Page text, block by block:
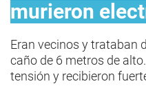
murieron
Eran vecinos y trataban
caño de 6 metros de
tensión y recibieron